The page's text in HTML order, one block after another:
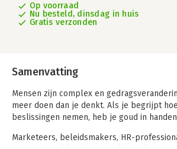
Op voorraad
Nu besteld, dinsdag in huis
Gratis verzonden
Samenvatting
Mensen zijn complex en
meer doen dan je denkt. Als je begrijpt
beslissingen nemen, heb je goud in
Marketeers, beleidsmakers, HR-